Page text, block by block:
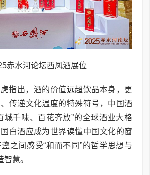
赤水河论坛西凤酒展位
指出，酒的价值远超饮品本身，更
传递文化温度的特殊符号，中国酒
城千味、百花齐放”的全球酒业大格
白酒应成为世界读懂中国文化的窗
之间感受“和而不同”的哲学思想与
智慧。